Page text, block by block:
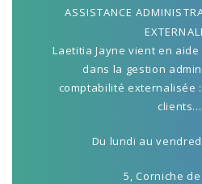
ASSISTANCE
Laetitia Jayne vient en
dans la gestion
comptabilité externalisée
clients....
Du lundi au
5, Corniche